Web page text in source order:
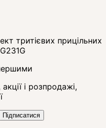
тритієвих прицільних
і розпродажі,
Підписатися